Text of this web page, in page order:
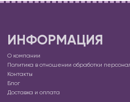
ИНФОРМАЦИЯ
О компании
Политика в отношении обработки
Контакты
Блог
Доставка и оплата